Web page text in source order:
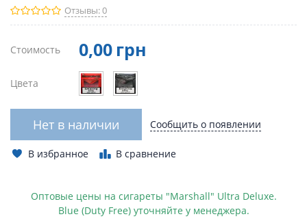
Отзывы: 0
Стоимость 0,00 грн
Цвета
Нет в наличии Сообщить о появлении
В избранное В сравнение
Оптовые цены на сигареты "Marshall" Ultra Deluxe.
Blue (Duty Free)уточняйте у менеджера.